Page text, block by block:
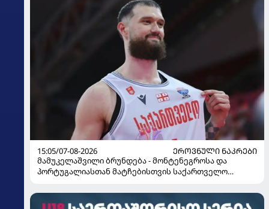
15:05/07-08-2026
ᲔᲠᲝᲕᲜᲣᲚᲘ ᲜᲐᲙᲠᲔᲑᲘ
მამუკელაშვილი ბრუნდება - მონტენეგროსა და
პორტუგალიასთან მატჩებისთვის საქართველო